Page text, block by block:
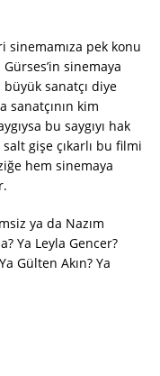
sinemamıza pek konu
sinemaya
sanatçı diye
sanatçının kim
bu saygıyı hak
gişe çıkarlı bu filmi
hem sinemaya
ya da Nazım
Ya Leyla Gencer?
Gülten Akın? Ya